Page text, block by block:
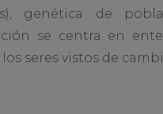
genética de
se centra en
seres vistos de